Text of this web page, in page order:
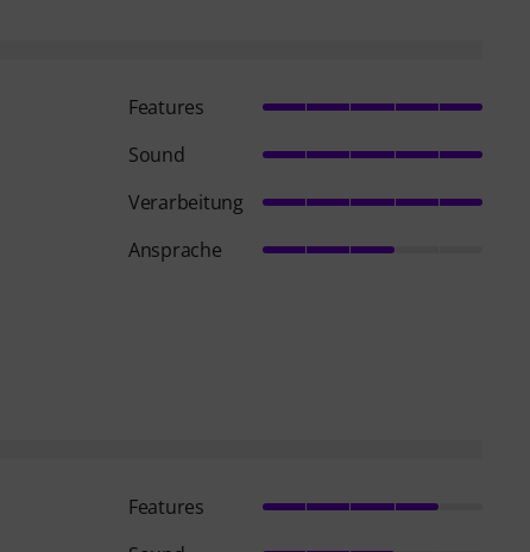
Features
Sound
Verarbeitung
Ansprache
Features